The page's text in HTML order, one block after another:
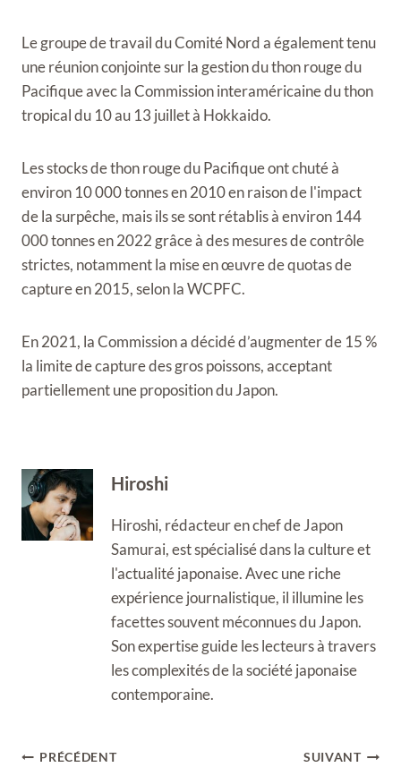
Le groupe de travail du Comité Nord a également tenu
une réunion conjointe sur la gestion du thon rouge du
Pacifique avec la Commission interaméricaine du thon
tropical du 10 au 13 juillet à Hokkaido.
Les stocks de thon rouge du Pacifique ont chuté à
environ 10 000 tonnes en 2010 en raison de l'impact
de la surpêche, mais ils se sont rétablis à environ 144
000 tonnes en 2022 grâce à des mesures de contrôle
strictes, notamment la mise en œuvre de quotas de
capture en 2015, selon la WCPFC.
En 2021, la Commission a décidé d’augmenter de 15 %
la limite de capture des gros poissons, acceptant
partiellement une proposition du Japon.
Hiroshi
Hiroshi, rédacteur en chef de Japon
Samurai, est spécialisé dans la culture et
l'actualité japonaise. Avec une riche
expérience journalistique, il illumine les
facettes souvent méconnues du Japon.
Son expertise guide les lecteurs à travers
les complexités de la société japonaise
contemporaine.
Navigation
PRÉCÉDENT SUIVANT